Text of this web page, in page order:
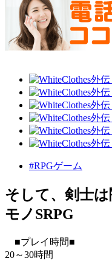
#RPGゲーム
そして、剣士
モノSRPG
■プレイ時間■
20～30時間